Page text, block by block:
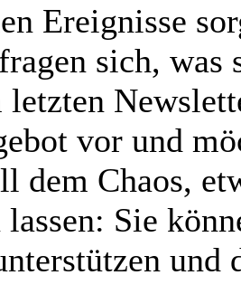
Ereignisse
sich,
letzten
vor und
dem Chaos,
Sie
und